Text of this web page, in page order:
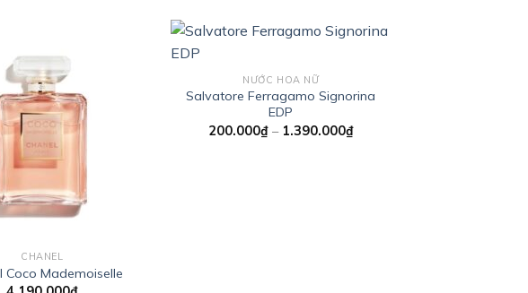
CHANEL
Coco Mademoiselle
Add to
NƯỚC HOA NỮ
Salvatore Ferragamo Signorina
EDP
200.000₫ – 1.390.000₫Khoảng
giá: